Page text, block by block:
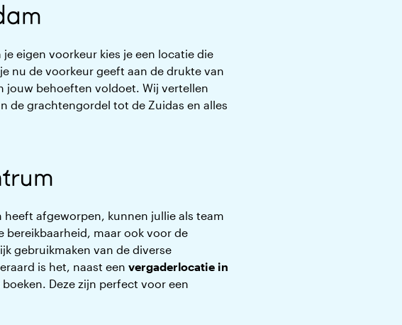
eigen voorkeur kies je een locatie die
nu de voorkeur geeft aan de drukte van
jouw behoeften voldoet. Wij vertellen
de grachtengordel tot de Zuidas en alles
afgeworpen, kunnen jullie als team
bereikbaarheid, maar ook voor de
gebruikmaken van de diverse
is het, naast eenvergaderlocatie in
Deze zijn perfect voor een